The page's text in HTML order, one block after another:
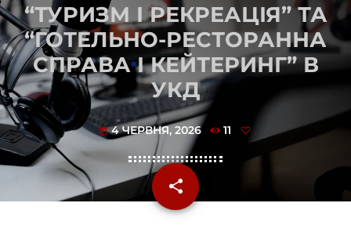
“ТУРИЗМ І РЕКРЕАЦІЯ” ТА
“ГОТЕЛЬНО-РЕСТОРАННА
СПРАВА І КЕЙТЕРИНГ” В
УКД
today 4 ЧЕРВНЯ, 2026 11
share
email